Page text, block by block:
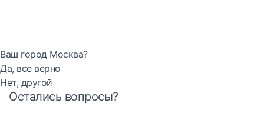
Ваш город Москва?
Да, все верно
Нет, другой
Остались вопросы?